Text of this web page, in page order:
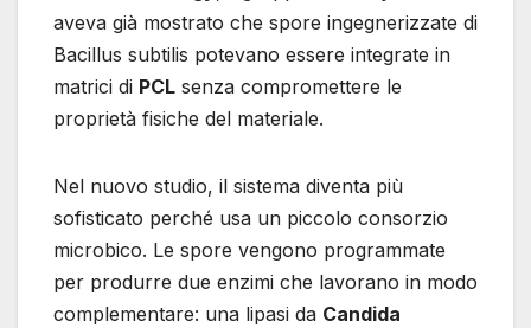
aveva già mostrato che spore ingegnerizzate di
Bacillus subtilis potevano essere integrate in
matrici di PCL senza compromettere le
proprietà fisiche del materiale.
Nel nuovo studio, il sistema diventa più
sofisticato perché usa un piccolo consorzio
microbico. Le spore vengono programmate
per produrre due enzimi che lavorano in modo
complementare: una lipasi da Candida